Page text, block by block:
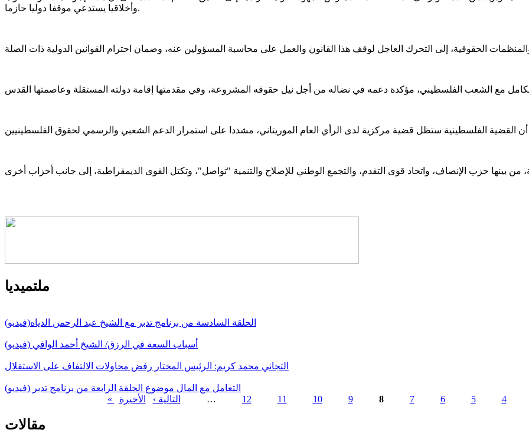
وأخلاقيا يستدعي موقفا دوليا حازما.
ملتميديا
الحلقة السادسة من برنامج تدبر مع الشيخ عبد الرحمن الدياه(فيديو)
أسباب السعة في الرزق/ الشيخ أحمد الوافي (فيديو)
التجاني محمد كريم: الرئيس المختار رفض محاولات الالتفاف على الاستقلال
التعامل مع المال موضوع الحلقة الرابعة من برنامج تدبر (فيديو)
4
5
6
7
8
9
10
11
12
… التالية ›
مقالات